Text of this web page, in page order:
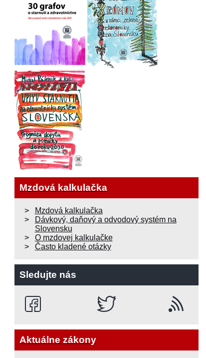
Mzdová kalkulačka
Mzdová kalkulačka
Dávkový, daňový a odvodový systém na
Slovensku
O mzdovej kalkulačke
Často kladené otázky
Sledujte nás
Aktuálne zákony